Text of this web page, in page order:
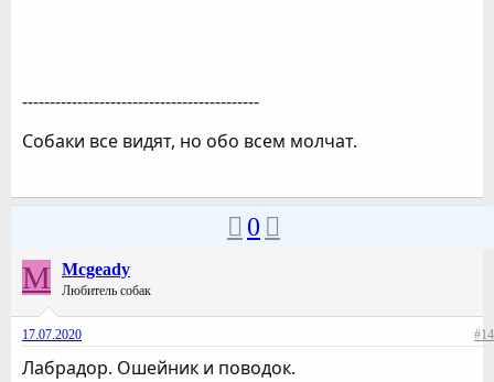
-------------------------------------------
Собаки все видят, но обо всем молчат.
0
M Mcgeady
Любитель собак
17.07.2020 #14
Лабрадор. Ошейник и поводок.